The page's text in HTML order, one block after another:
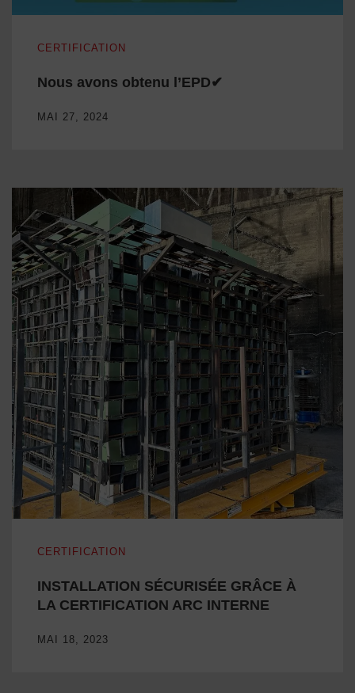
CERTIFICATION
Nous avons obtenu l’EPD✔
MAI 27, 2024
CERTIFICATION
INSTALLATION SÉCURISÉE GRÂCE À
LA CERTIFICATION ARC INTERNE
MAI 18, 2023